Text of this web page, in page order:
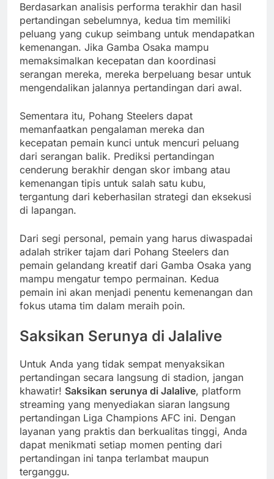
Berdasarkan analisis performa terakhir dan hasil
pertandingan sebelumnya, kedua tim memiliki
peluang yang cukup seimbang untuk mendapatkan
kemenangan. Jika Gamba Osaka mampu
memaksimalkan kecepatan dan koordinasi
serangan mereka, mereka berpeluang besar untuk
mengendalikan jalannya pertandingan dari awal.
Sementara itu, Pohang Steelers dapat
memanfaatkan pengalaman mereka dan
kecepatan pemain kunci untuk mencuri peluang
dari serangan balik. Prediksi pertandingan
cenderung berakhir dengan skor imbang atau
kemenangan tipis untuk salah satu kubu,
tergantung dari keberhasilan strategi dan eksekusi
di lapangan.
Dari segi personal, pemain yang harus diwaspadai
adalah striker tajam dari Pohang Steelers dan
pemain gelandang kreatif dari Gamba Osaka yang
mampu mengatur tempo permainan. Kedua
pemain ini akan menjadi penentu kemenangan dan
fokus utama tim dalam meraih poin.
Saksikan Serunya di Jalalive
Untuk Anda yang tidak sempat menyaksikan
pertandingan secara langsung di stadion, jangan
khawatir! Saksikan serunya di Jalalive, platform
streaming yang menyediakan siaran langsung
pertandingan Liga Champions AFC ini. Dengan
layanan yang praktis dan berkualitas tinggi, Anda
dapat menikmati setiap momen penting dari
pertandingan ini tanpa terlambat maupun
terganggu.